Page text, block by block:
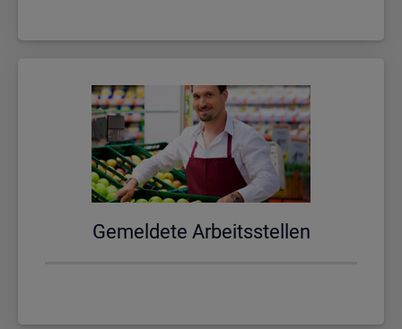
Ge­mel­de­te Ar­beits­stel­len